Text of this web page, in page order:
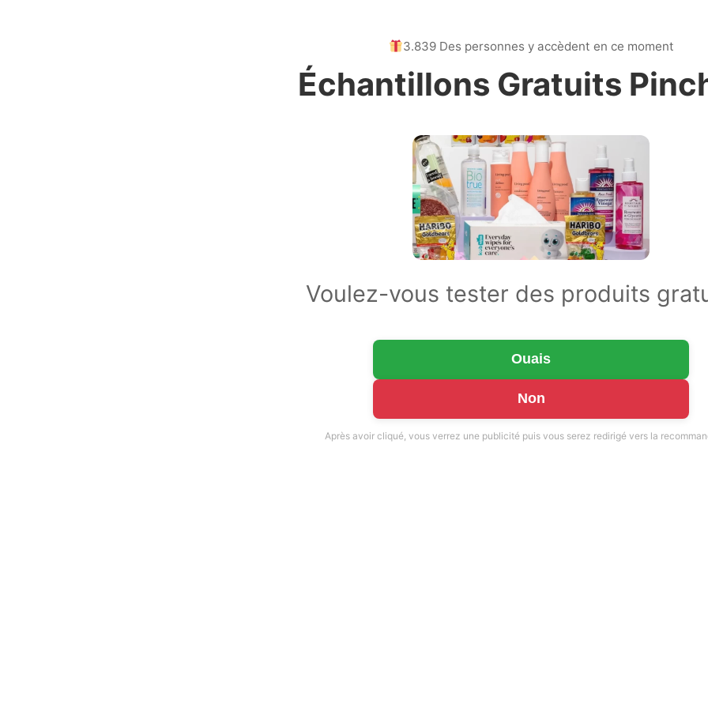
3.839 Des personnes y accèdent en ce moment
Échantillons Gratuits
Voulez-vous tester des produits
Ouais
Non
Après avoir cliqué, vous verrez une publicité puis vous serez redirigé vers la